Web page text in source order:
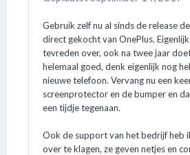
Gebruik zelf nu al sinds de release
direct gekocht van OnePlus.
tevreden over, ook na twee jaar
helemaal goed, denk eigenlijk nog
nieuwe telefoon. Vervang nu een
screenprotector en de bumper en
een tijdje tegenaan.
Ook de support van het bedrijf heb
over te klagen, ze geven netjes en